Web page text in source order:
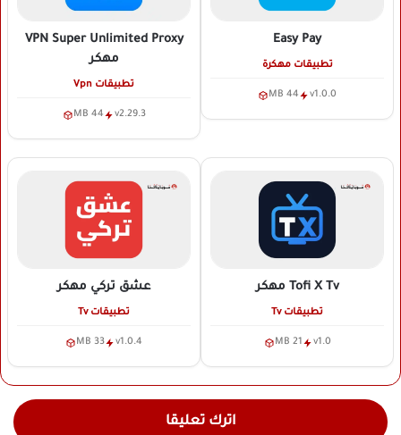
Easy Pay
تطبيقات مهكرة
v1.0.0
44 MB
VPN Super Unlimited Proxy
مهكر
تطبيقات Vpn
v2.29.3
44 MB
Tofi X Tv مهكر
تطبيقات Tv
v1.0
21 MB
عشق تركي مهكر
تطبيقات Tv
v1.0.4
33 MB
اترك تعليقا